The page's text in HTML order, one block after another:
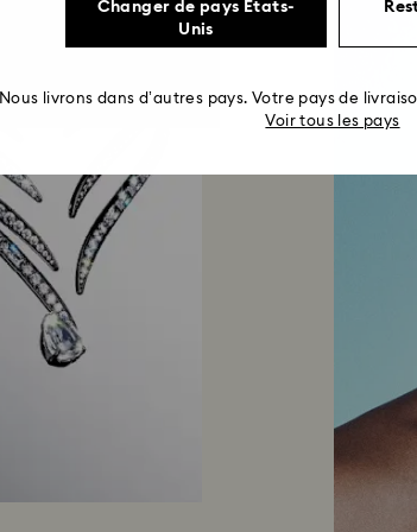
Changer de pays États-
Unis
Nous livrons dans d’autres pays. Votre pays de
Voir tous les pays